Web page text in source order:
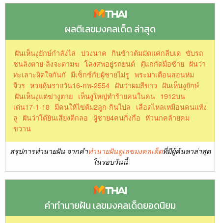
ผลตีเลขมงคลเด็ด ล่าสุด
ฝันเห็นงูยักษ์กำลังไล่ บ่วงนาค กินข้าวต้มมัดแค่กลีบเด ขับรถ
ชนลิงตาย-ลิงจะตามฆ โลงศพอยู่รถยนต์ ตุ๊แกกัดมือซ้าย ฝันว่า
ทะเลาะผิดใจกันกั มีเซ็กซ์กับผู้ชายไม่รู พระมาเตือนสอนห่ม
จีวร หวยหุ้นรายวัน16-กพ-2554 ฝันว่าผมสีขาว ฝันเห็นงูยักษ์
ฝันเห็นงูแต่ฆ่างูตาย เห็นงูใหญ่ทำร้ายคนในคน 1912บน
เด่น17-1-18 มีคนให้ไข่ต้ม2ลูก-กินไปล
เลือดไหลเหมือนคนแท้ง
ลู ฝันว่าได้ยินเสียงตีกลอ ผู้ชาย4คนกิ่งกือ หัวนกคล้ายคม
ขวาน
สรุปการทำนายฝัน จากคำทำนายฝันดูเลขมงคลเด็ดที่มีผู้ค้นหาล่าสุด
ในรอบวันนี้
คำทำนายฝัน เลขมงคลเด็ดยอดนิยม